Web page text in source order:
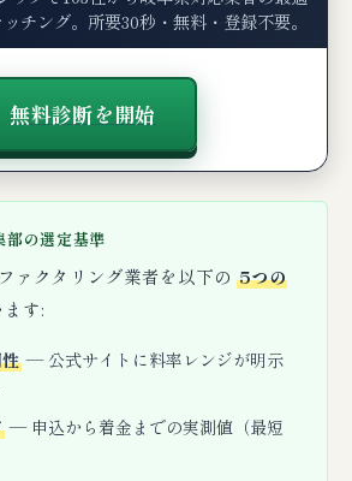
チング。所要30秒・無料・登録不要。
無料診断を開始
部の選定基準
ァクタリング業者を以下の5つの
す:
— 公式サイトに料率レンジが明示
— 申込から着金までの実測値（最短